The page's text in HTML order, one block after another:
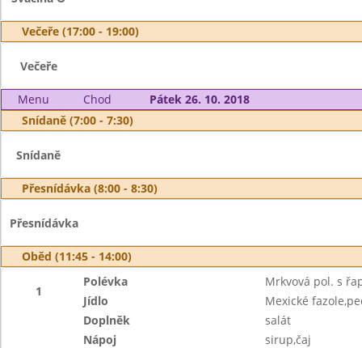
Večeře (17:00 - 19:00)
Večeře
Menu Chod
Pátek 26. 10. 2018
Snídaně (7:00 - 7:30)
Snídaně
Přesnídávka (8:00 - 8:30)
Přesnídávka
Oběd (11:45 - 14:00)
1
Polévka
Mrkvová pol. s
Jídlo
Mexické
Doplněk
salát
Nápoj
sirup,čaj